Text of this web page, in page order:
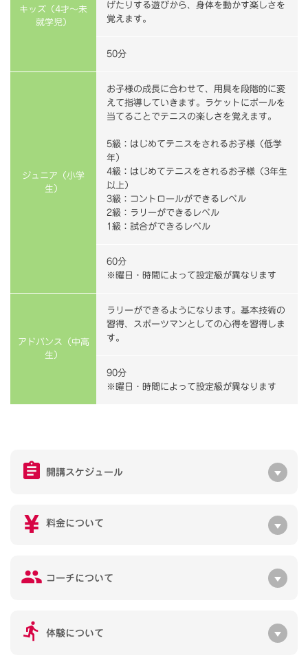
キッズ（4才～未
就学児）
げたりする遊びから、身体を動かす楽しさを
覚えます。
50分
ジュニア（小学
生）
お子様の成長に合わせて、用具を段階的に変
えて指導していきます。ラケットにボールを
当てることでテニスの楽しさを覚えます。
5級：はじめてテニスをされるお子様（低学
年）
4級：はじめてテニスをされるお子様（3年生
以上）
3級：コントロールができるレベル
2級：ラリーができるレベル
1級：試合ができるレベル
60分
※曜日・時間によって設定級が異なります
アドバンス（中高
生）
ラリーができるようになります。基本技術の
習得、スポーツマンとしての心得を習得しま
す。
90分
※曜日・時間によって設定級が異なります
開講スケジュール
料金について
コーチについて
体験について